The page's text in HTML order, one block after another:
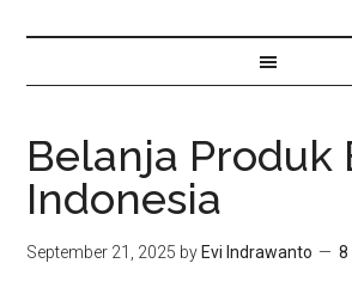
Belanja Produk
Indonesia
September 21, 2025 by Evi Indrawanto 8